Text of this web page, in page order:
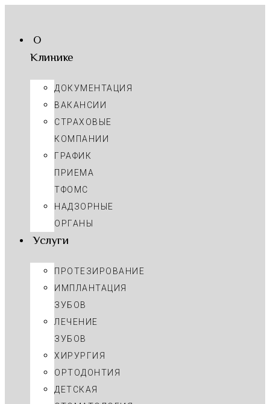
О
Клинике
ДОКУМЕНТАЦИЯ
ВАКАНСИИ
СТРАХОВЫЕ
КОМПАНИИ
ГРАФИК
ПРИЕМА
ТФОМС
НАДЗОРНЫЕ
ОРГАНЫ
Услуги
ПРОТЕЗИРОВАНИЕ
ИМПЛАНТАЦИЯ
ЗУБОВ
ЛЕЧЕНИЕ
ЗУБОВ
ХИРУРГИЯ
ОРТОДОНТИЯ
ДЕТСКАЯ